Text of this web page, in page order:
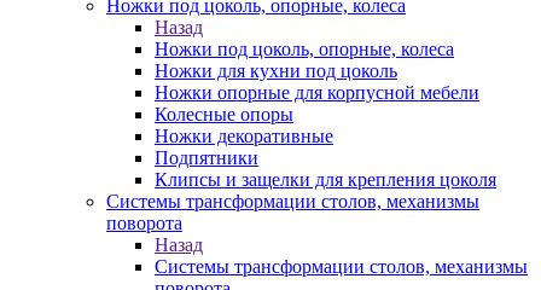
Ножки под цоколь, опорные, колеса
Назад
Ножки под цоколь, опорные, колеса
Ножки для кухни под цоколь
Ножки опорные для корпусной мебели
Колесные опоры
Ножки декоративные
Подпятники
Клипсы и защелки для крепления цоколя
Системы трансформации столов, механизмы
поворота
Назад
Системы трансформации столов, механизмы